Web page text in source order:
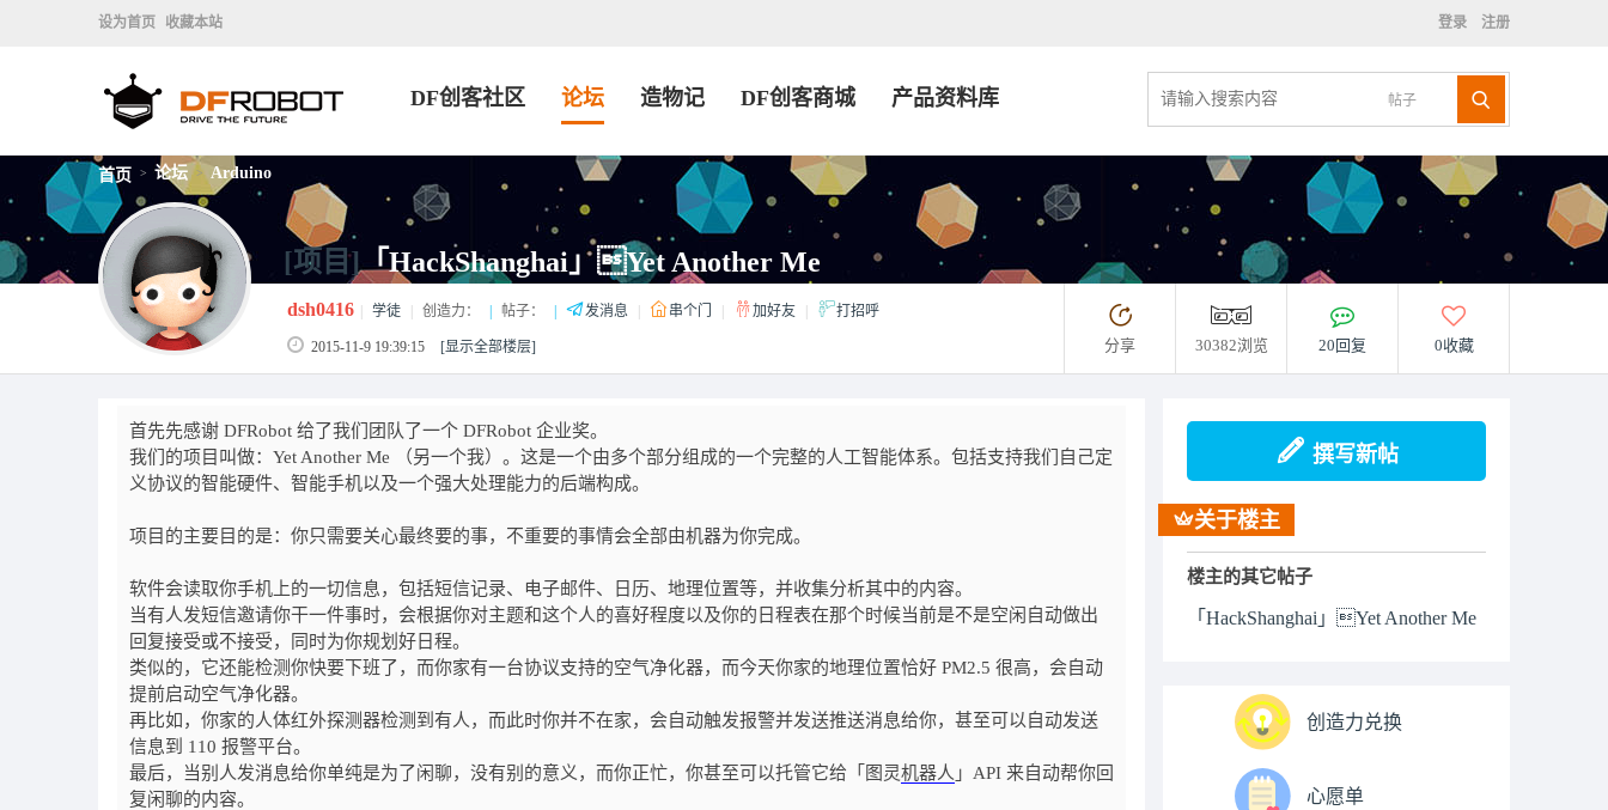
设为首页 收藏本站 登录 注册
帖子
DF创客社区 论坛 造物记 DF创客商城 产品资料库
首页 > 论坛 > Arduino
[项目]「HackShanghai」Yet Another Me
dsh0416 学徒 创造力： 帖子： 发消息 串个门 加好友 打招呼
2015-11-9 19:39:15 [显示全部楼层] 分享 30382浏览 20回复 0收藏
首先先感谢 DFRobot 给了我们团队了一个 DFRobot 企业奖。
我们的项目叫做：Yet Another Me （另一个我）。这是一个由多个部分组成的一个完整的人工智能体系。包括支持我们自己定
义协议的智能硬件、智能手机以及一个强大处理能力的后端构成。
项目的主要目的是：你只需要关心最终要的事，不重要的事情会全部由机器为你完成。
软件会读取你手机上的一切信息，包括短信记录、电子邮件、日历、地理位置等，并收集分析其中的内容。
当有人发短信邀请你干一件事时，会根据你对主题和这个人的喜好程度以及你的日程表在那个时候当前是不是空闲自动做出
回复接受或不接受，同时为你规划好日程。
类似的，它还能检测你快要下班了，而你家有一台协议支持的空气净化器，而今天你家的地理位置恰好 PM2.5 很高，会自动
提前启动空气净化器。
再比如，你家的人体红外探测器检测到有人，而此时你并不在家，会自动触发报警并发送推送消息给你，甚至可以自动发送
信息到 110 报警平台。
最后，当别人发消息给你单纯是为了闲聊，没有别的意义，而你正忙，你甚至可以托管它给「图灵机器人 」API 来自动帮你回
复闲聊的内容。
撰写新帖
关于楼主
楼主的其它帖子
「HackShanghai」Yet Another Me
创造力兑换
心愿单